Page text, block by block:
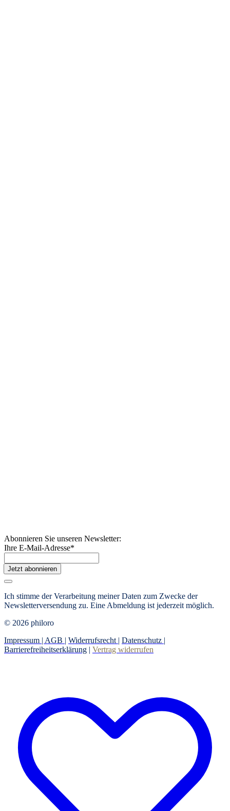
Abonnieren Sie unseren Newsletter:
Ihre E-Mail-Adresse*
Jetzt abonnieren
Ich stimme der Verarbeitung meiner Daten zum Zwecke der
Newsletterversendung zu. Eine Abmeldung ist jederzeit möglich.
© 2026 philoro
Impressum | AGB | Widerrufsrecht | Datenschutz |
Barrierefreiheitserklärung | Vertrag widerrufen